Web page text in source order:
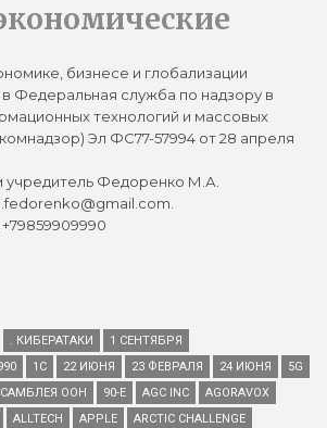
бизнесе и глобализации
Федеральная служба по надзору в
технологий и массовых
Эл ФС77-57994 от 28 апреля
учредитель Федоренко М.А.
. КИБЕРАТАКИ
1 СЕНТЯБРЯ
1С 22 ИЮНЯ 23 ФЕВРАЛЯ 24 ИЮНЯ
5G
ООН 90-Е AGC INC
AGORAVOX
ALLTECH APPLE
ARCTIC CHALLENGE